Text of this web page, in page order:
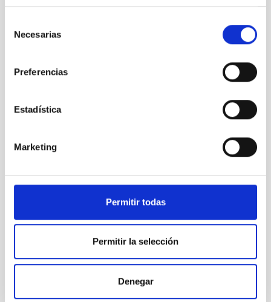
Necesarias
Preferencias
Estadística
Marketing
Permitir todas
Permitir la selección
Denegar